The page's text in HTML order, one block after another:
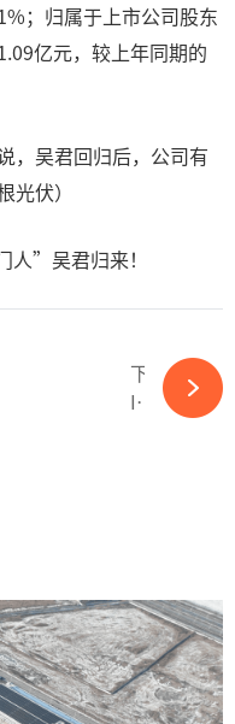
；归属于上市公司股东
亿元，较上年同期的
，吴君回归后，公司有
伏）
人”吴君归来！
下一篇
IPO下篇 | 募投暴增产能150%，消纳困难恐侵蚀2/3净利，晶阳机电业绩严重依赖少数大客户-365wm完美体育官网